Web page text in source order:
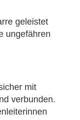
geleistet
ungefähren
mit
verbunden.